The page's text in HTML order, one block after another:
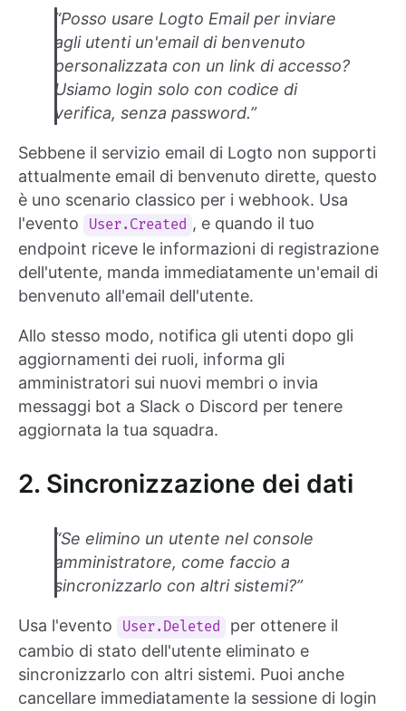
“Posso usare Logto Email per inviare
agli utenti un'email di benvenuto
personalizzata con un link di accesso?
Usiamo login solo con codice di
verifica, senza password.”
Sebbene il servizio email di Logto non supporti
attualmente email di benvenuto dirette, questo
è uno scenario classico per i webhook. Usa
l'evento
User.Created , e quando il tuo
endpoint riceve le informazioni di registrazione
dell'utente, manda immediatamente un'email di
benvenuto all'email dell'utente.
Allo stesso modo, notifica gli utenti dopo gli
aggiornamenti dei ruoli, informa gli
amministratori sui nuovi membri o invia
messaggi bot a Slack o Discord per tenere
aggiornata la tua squadra.
2. Sincronizzazione dei dati
“Se elimino un utente nel console
amministratore, come faccio a
sincronizzarlo con altri sistemi?”
Usa l'evento User.Deleted
per ottenere il
cambio di stato dell'utente eliminato e
sincronizzarlo con altri sistemi. Puoi anche
cancellare immediatamente la sessione di login